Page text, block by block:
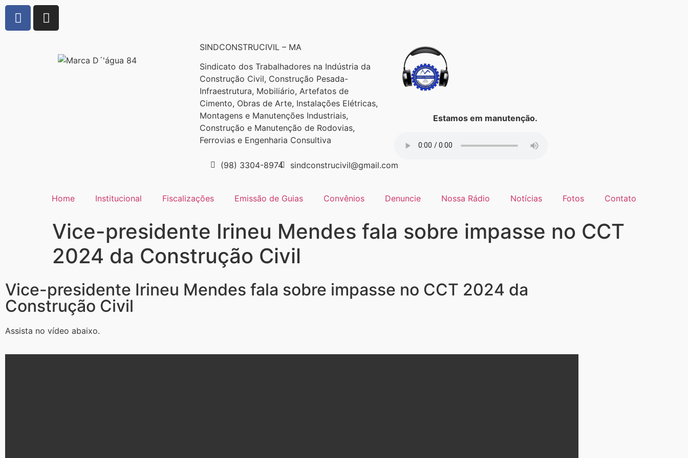
SINDCONSTRUCIVIL – MA
Sindicato dos Trabalhadores na Indústria da
Construção Civil, Construção Pesada-
Infraestrutura, Mobiliário, Artefatos de
Cimento, Obras de Arte, Instalações Elétricas,
Montagens e Manutenções Industriais,
Construção e Manutenção de Rodovias,
Ferrovias e Engenharia Consultiva
(98) 3304-8974 sindconstrucivil@gmail.com
Estamos em manutenção.
Home Institucional Fiscalizações Emissão de Guias Convênios Denuncie Nossa Rádio Notícias Fotos Contato
Vice-presidente Irineu Mendes fala sobre impasse no CCT
2024 da Construção Civil
Vice-presidente Irineu Mendes fala sobre impasse no CCT 2024 da
Construção Civil
Assista no vídeo abaixo.